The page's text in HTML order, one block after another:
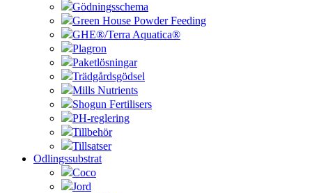
Gödningsschema
Green House Powder Feeding
GHE®/Terra Aquatica®
Plagron
Paketlösningar
Trädgårdsgödsel
Mills Nutrients
Shogun Fertilisers
PH-reglering
Tillbehör
Tillsatser
Odlingssubstrat
Coco
Jord